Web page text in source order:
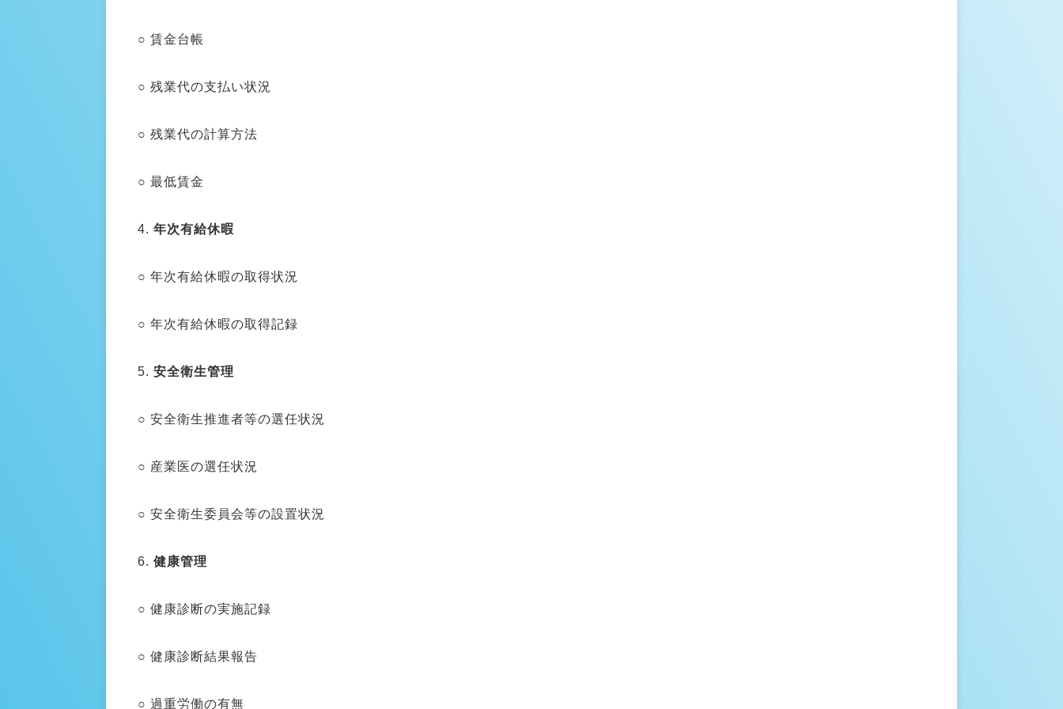
○ 賃金台帳
○ 残業代の支払い状況
○ 残業代の計算方法
○ 最低賃金
4.年次有給休暇
○ 年次有給休暇の取得状況
○ 年次有給休暇の取得記録
5.安全衛生管理
○ 安全衛生推進者等の選任状況
○ 産業医の選任状況
○ 安全衛生委員会等の設置状況
6.健康管理
○ 健康診断の実施記録
○ 健康診断結果報告
○ 過重労働の有無